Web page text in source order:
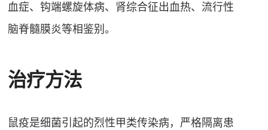
血症、钩端螺旋体病、肾综合征出血热、流行性
脑脊髓膜炎等相鉴别。
治疗方法
鼠疫是细菌引起的烈性甲类传染病，严格隔离患